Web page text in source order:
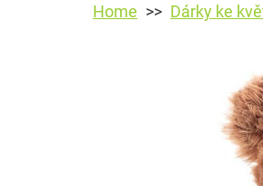
Home Dárky ke